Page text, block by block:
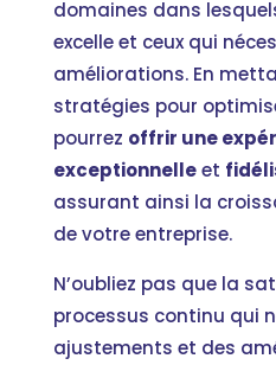
domaines dans
excelle et ceux qui
améliorations. En
stratégies pour
pourrez offrir une
exceptionnelleet
assurant ainsi la
de votre entreprise.
N’oubliez pas que la
processus continu qui
ajustements et des